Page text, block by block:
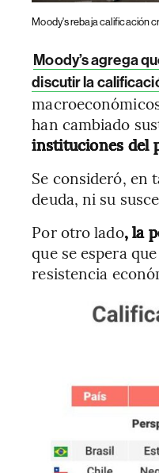
Moody's rebaja calificación
Moody’s agrega
discutir la
han cambiado
instituciones del
Se consideró, en
deuda, ni su
Por otro lado, la
que se espera
resistencia